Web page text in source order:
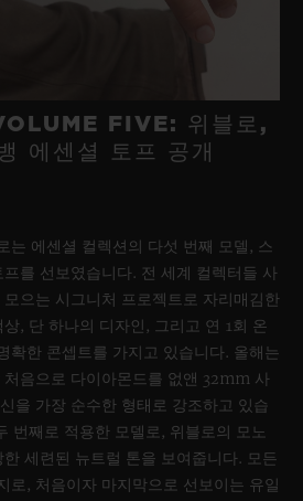
FIVE: 위블로,
에센셜 토프 공개
는 에센셜 컬렉션의 다섯 번째 모델, 스
를 선보였습니다. 전 세계 컬렉터들 사
으는 시그니처 프로젝트로 자리매김한
, 단 하나의 디자인, 그리고 연 1회 온
확한 콘셉트를 가지고 있습니다. 올해는
처음으로 다이아몬드를 없앤 32mm 사
을 가장 순수한 형태로 강조하고 있습
번째로 적용한 모델로, 위블로의 모노
세련된 뉴트럴 톤을 보여줍니다. 모든
로, 처음이자 마지막으로 선보이는 유일